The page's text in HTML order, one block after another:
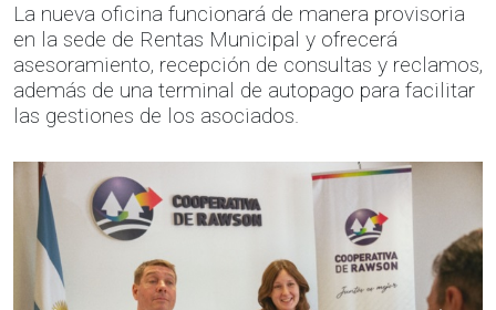
La nueva oficina funcionará de manera provisoria
en la sede de Rentas Municipal y ofrecerá
asesoramiento, recepción de consultas y reclamos,
además de una terminal de autopago para facilitar
las gestiones de los asociados.